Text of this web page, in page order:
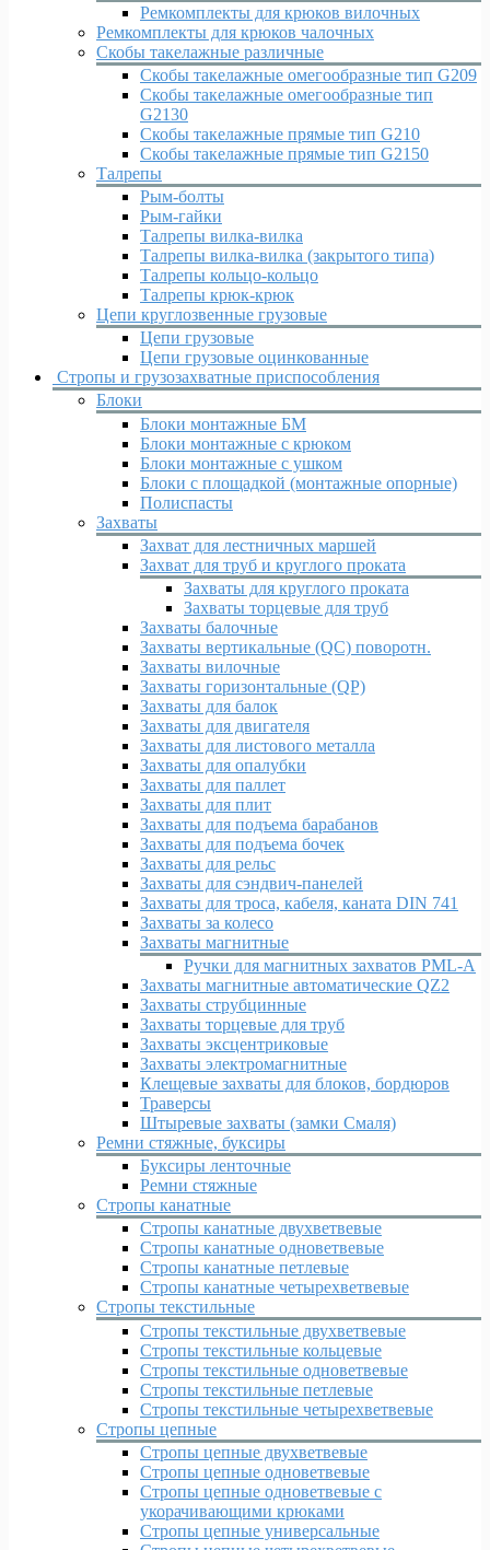
Ремкомплекты для крюков вилочных
Ремкомплекты для крюков чалочных
Скобы такелажные различные
Скобы такелажные омегообразные тип G209
Скобы такелажные омегообразные тип
G2130
Скобы такелажные прямые тип G210
Скобы такелажные прямые тип G2150
Талрепы
Рым-болты
Рым-гайки
Талрепы вилка-вилка
Талрепы вилка-вилка (закрытого типа)
Талрепы кольцо-кольцо
Талрепы крюк-крюк
Цепи круглозвенные грузовые
Цепи грузовые
Цепи грузовые оцинкованные
Стропы и грузозахватные приспособления
Блоки
Блоки монтажные БМ
Блоки монтажные с крюком
Блоки монтажные с ушком
Блоки с площадкой (монтажные опорные)
Полиспасты
Захваты
Захват для лестничных маршей
Захват для труб и круглого проката
Захваты для круглого проката
Захваты торцевые для труб
Захваты балочные
Захваты вертикальные (QC) поворотн.
Захваты вилочные
Захваты горизонтальные (QP)
Захваты для балок
Захваты для двигателя
Захваты для листового металла
Захваты для опалубки
Захваты для паллет
Захваты для плит
Захваты для подъема барабанов
Захваты для подъема бочек
Захваты для рельс
Захваты для сэндвич-панелей
Захваты для троса, кабеля, каната DIN 741
Захваты за колесо
Захваты магнитные
Ручки для магнитных захватов PML-A
Захваты магнитные автоматические QZ2
Захваты струбцинные
Захваты торцевые для труб
Захваты эксцентриковые
Захваты электромагнитные
Клещевые захваты для блоков, бордюров
Траверсы
Штыревые захваты (замки Смаля)
Ремни стяжные, буксиры
Буксиры ленточные
Ремни стяжные
Стропы канатные
Стропы канатные двухветвевые
Стропы канатные одноветвевые
Стропы канатные петлевые
Стропы канатные четырехветвевые
Стропы текстильные
Стропы текстильные двухветвевые
Стропы текстильные кольцевые
Стропы текстильные одноветвевые
Стропы текстильные петлевые
Стропы текстильные четырехветвевые
Стропы цепные
Стропы цепные двухветвевые
Стропы цепные одноветвевые
Стропы цепные одноветвевые с
укорачивающими крюками
Стропы цепные универсальные